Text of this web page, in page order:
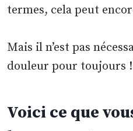
termes, cela peut
Mais il n’est pas
douleur pour toujours !
Voici ce que